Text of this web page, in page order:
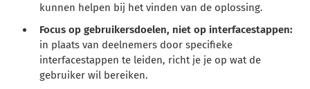
kunnen helpen bij het vinden van de oplossing.
Focus op gebruikersdoelen, niet op interfacestappen:
in plaats van deelnemers door specifieke
interfacestappen te leiden, richt je je op wat de
gebruiker wil bereiken.